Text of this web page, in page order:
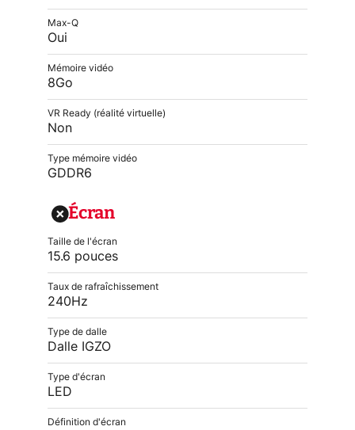
Max-Q
Oui
Mémoire vidéo
8Go
VR Ready (réalité virtuelle)
Non
Type mémoire vidéo
GDDR6
Écran
Taille de l'écran
15.6 pouces
Taux de rafraîchissement
240Hz
Type de dalle
Dalle IGZO
Type d'écran
LED
Définition d'écran